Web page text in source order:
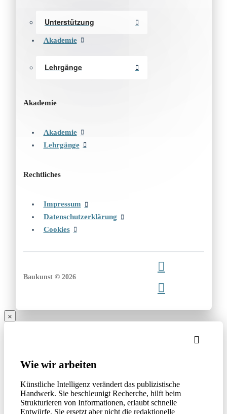
Unterstützung
Akademie
Lehrgänge
Akademie
Akademie
Lehrgänge
Rechtliches
Impressum
Datenschutzerklärung
Cookies
Baukunst © 2026
Wie wir arbeiten
Künstliche Intelligenz verändert das publizistische
Handwerk. Sie beschleunigt Recherche, hilft beim
Strukturieren von Informationen, erlaubt schnelle
Entwürfe. Sie ersetzt aber nicht die redaktionelle